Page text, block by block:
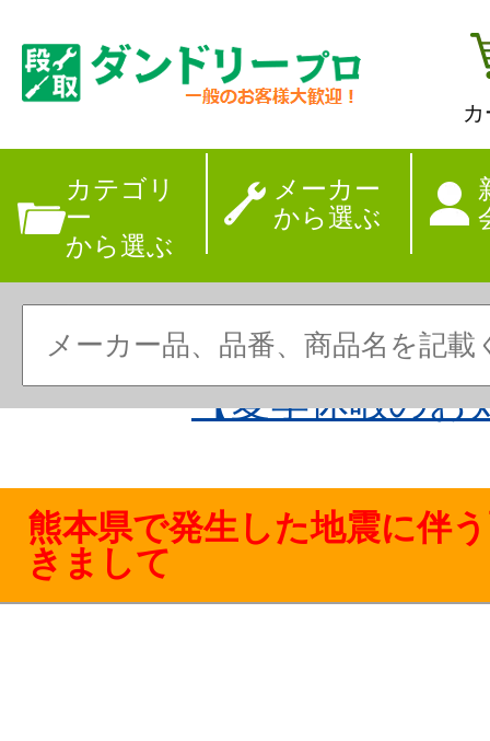
カテゴリ
ー
から選ぶ
メーカー
から選ぶ
【夏季休暇のお
熊本県で発生した地震に伴
きまして